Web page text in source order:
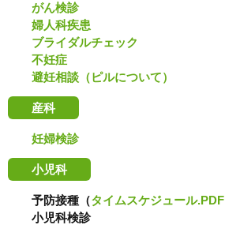
がん検診
婦人科疾患
ブライダルチェック
不妊症
避妊相談（ピルについて）
産科
妊婦検診
小児科
予防接種（タイムスケジュール.PDF
小児科検診